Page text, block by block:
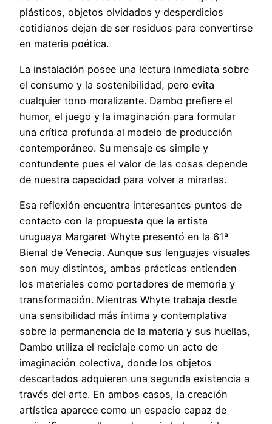
plásticos, objetos olvidados y desperdicios
cotidianos dejan de ser residuos para convertirse
en materia poética.
La instalación posee una lectura inmediata sobre
el consumo y la sostenibilidad, pero evita
cualquier tono moralizante. Dambo prefiere el
humor, el juego y la imaginación para formular
una crítica profunda al modelo de producción
contemporáneo. Su mensaje es simple y
contundente pues el valor de las cosas depende
de nuestra capacidad para volver a mirarlas.
Esa reflexión encuentra interesantes puntos de
contacto con la propuesta que la artista
uruguaya Margaret Whyte presentó en la 61ª
Bienal de Venecia. Aunque sus lenguajes visuales
son muy distintos, ambas prácticas entienden
los materiales como portadores de memoria y
transformación. Mientras Whyte trabaja desde
una sensibilidad más íntima y contemplativa
sobre la permanencia de la materia y sus huellas,
Dambo utiliza el reciclaje como un acto de
imaginación colectiva, donde los objetos
descartados adquieren una segunda existencia a
través del arte. En ambos casos, la creación
artística aparece como un espacio capaz de